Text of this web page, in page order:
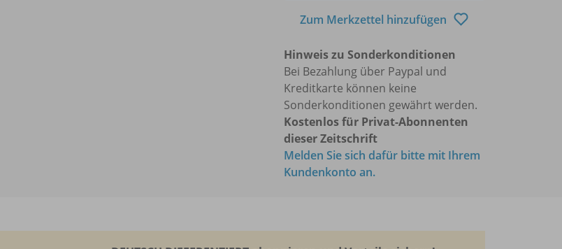
Zum Merkzettel hinzufügen
Hinweis zu Sonderkonditionen
Bei Bezahlung über Paypal und
Kreditkarte können keine
Sonderkonditionen gewährt werden.
Kostenlos für Privat-Abonnenten
dieser Zeitschrift
Melden Sie sich dafür bitte mit Ihrem
Kundenkonto an.